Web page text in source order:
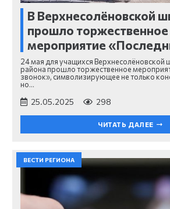
В Верхнесолёновской
прошло торжественное
мероприятие
24 мая для учащихся Верхнесолёновской
района прошло торжественное
звонок», символизирующее не только
но…
25.05.2025 298
ЧИТАТЬ ДАЛЕЕ
ВЕСТИ РЕГИОНА